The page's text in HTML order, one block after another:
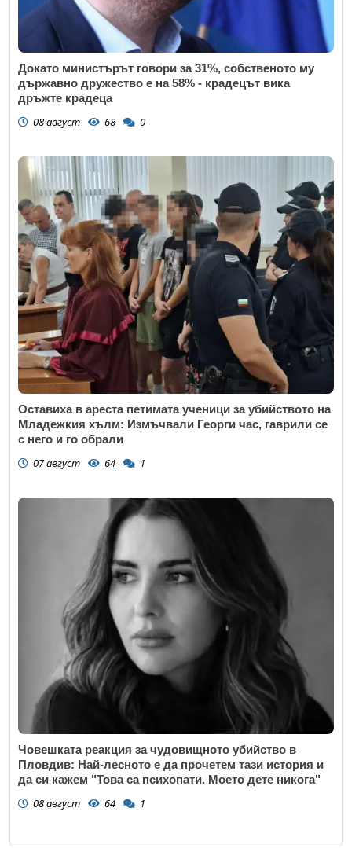
Докато министърът говори за 31%, собственото му
държавно дружество е на 58% - крадецът вика
дръжте крадеца
08 август 68 0
Оставиха в ареста петимата ученици за убийството на
Младежкия хълм: Измъчвали Георги час, гаврили се
с него и го обрали
07 август 64 1
Човешката реакция за чудовищното убийство в
Пловдив: Най-лесното е да прочетем тази история и
да си кажем "Това са психопати. Моето дете никога"
08 август 64 1